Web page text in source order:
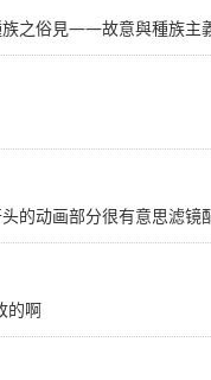
之俗見——故意與種族
的动画部分很有意思滤
的啊